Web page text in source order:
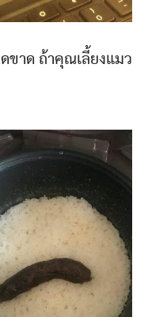
ขาด ถ้าคุณเลี้ยงแมว